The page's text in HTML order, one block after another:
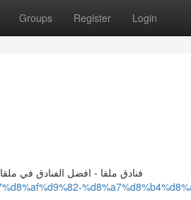
Groups Register Login
فنادق ملقا - افضل الفنادق في